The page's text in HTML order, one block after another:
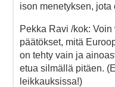
ison menetyksen,
Pekka Ravi /kok:
päätökset, mitä
on tehty vain ja
etua silmällä pitäen.
leikkauksissa!)